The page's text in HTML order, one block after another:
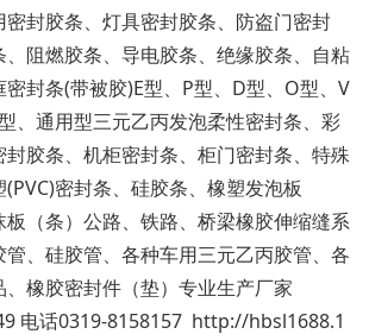
封胶条、灯具密封胶条、防盗门密封
阻燃胶条、导电胶条、绝缘胶条、自粘
封条(带被胶)E型、P型、D型、O型、V
、通用型三元乙丙发泡柔性密封条、彩
胶条、机柜密封条、柜门密封条、特殊
密封条、硅胶条、橡塑发泡板
板（条）公路、铁路、桥梁橡胶伸缩缝系
、硅胶管、各种车用三元乙丙胶管、各
橡胶密封件（垫）专业生产厂家
电话0319-8158157 http://hbsl1688.1